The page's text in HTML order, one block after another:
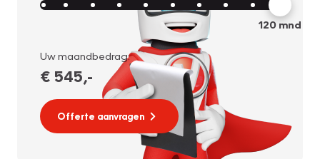
120mnd
Uw maandbedrag:
€ 545,-
Offerte aanvragen